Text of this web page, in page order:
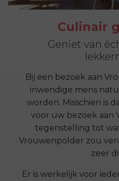
Culinair
Geniet van
Bij een bezoek aan
inwendige mens
worden. Misschien is
voor uw bezoek aan
tegenstelling tot
Vrouwenpolder zou
zeer
Er is werkelijk voor